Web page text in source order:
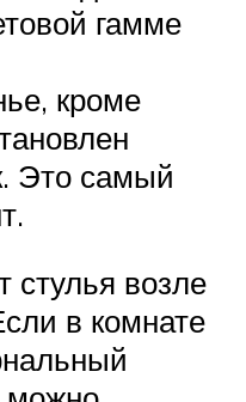
гамме
кроме
Это самый
стулья возле
в комнате